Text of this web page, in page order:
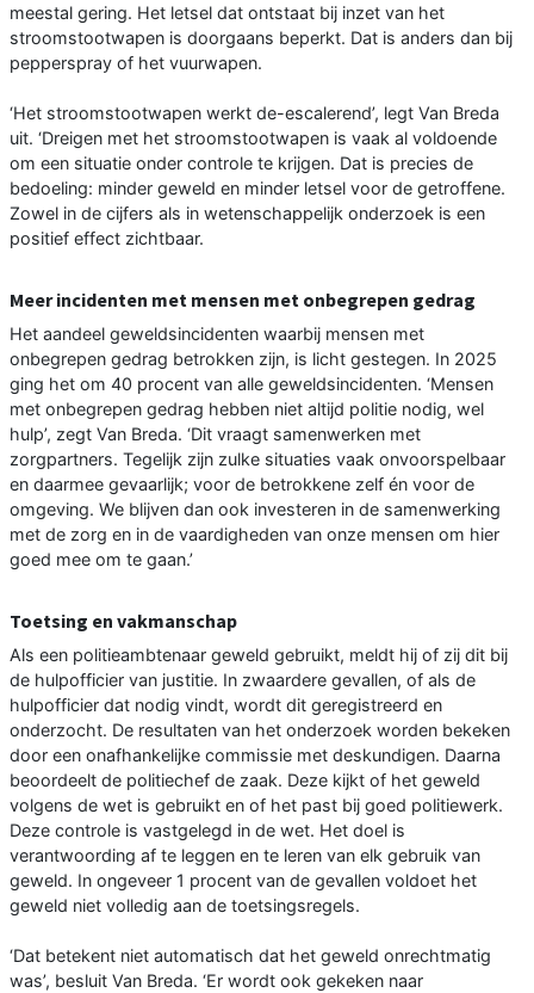
meestal gering. Het letsel dat ontstaat bij inzet van het
stroomstootwapen is doorgaans beperkt. Dat is anders dan bij
pepperspray of het vuurwapen.
‘Het stroomstootwapen werkt de-escalerend’, legt Van Breda
uit. ‘Dreigen met het stroomstootwapen is vaak al voldoende
om een situatie onder controle te krijgen. Dat is precies de
bedoeling: minder geweld en minder letsel voor de getroffene.
Zowel in de cijfers als in wetenschappelijk onderzoek is een
positief effect zichtbaar.
Meer incidenten met mensen met onbegrepen gedrag
Het aandeel geweldsincidenten waarbij mensen met
onbegrepen gedrag betrokken zijn, is licht gestegen. In 2025
ging het om 40 procent van alle geweldsincidenten. ‘Mensen
met onbegrepen gedrag hebben niet altijd politie nodig, wel
hulp’, zegt Van Breda. ‘Dit vraagt samenwerken met
zorgpartners. Tegelijk zijn zulke situaties vaak onvoorspelbaar
en daarmee gevaarlijk; voor de betrokkene zelf én voor de
omgeving. We blijven dan ook investeren in de samenwerking
met de zorg en in de vaardigheden van onze mensen om hier
goed mee om te gaan.’
Toetsing en vakmanschap
Als een politieambtenaar geweld gebruikt, meldt hij of zij dit bij
de hulpofficier van justitie. In zwaardere gevallen, of als de
hulpofficier dat nodig vindt, wordt dit geregistreerd en
onderzocht. De resultaten van het onderzoek worden bekeken
door een onafhankelijke commissie met deskundigen. Daarna
beoordeelt de politiechef de zaak. Deze kijkt of het geweld
volgens de wet is gebruikt en of het past bij goed politiewerk.
Deze controle is vastgelegd in de wet. Het doel is
verantwoording af te leggen en te leren van elk gebruik van
geweld. In ongeveer 1 procent van de gevallen voldoet het
geweld niet volledig aan de toetsingsregels.
‘Dat betekent niet automatisch dat het geweld onrechtmatig
was’, besluit Van Breda. ‘Er wordt ook gekeken naar